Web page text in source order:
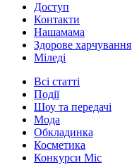
Доступ
Контакти
Нашамама
Здорове харчування
Міледі
Всі статті
Події
Шоу та передачі
Мода
Обкладинка
Косметика
Конкурси Міс